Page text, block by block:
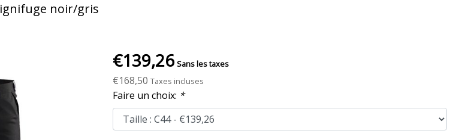
noir/gris
€139,26 Sans les taxes
€168,50 Taxes incluses
Faire un choix: *